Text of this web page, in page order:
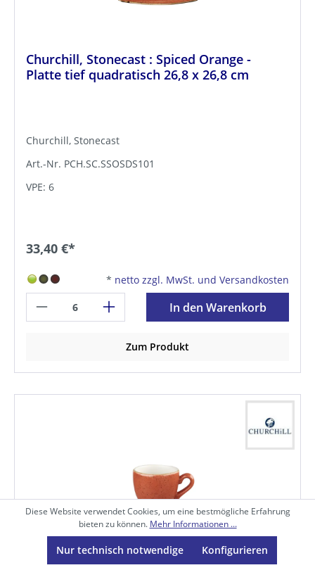
Churchill, Stonecast : Spiced Orange -
Platte tief quadratisch 26,8 x 26,8 cm
Churchill, Stonecast
Art.-Nr. PCH.SC.SSOSDS101
VPE: 6
33,40 €*
* netto zzgl. MwSt. und Versandkosten
In den Warenkorb
Zum Produkt
Diese Website verwendet Cookies, um eine bestmögliche Erfahrung
bieten zu können. Mehr Informationen ...
Nur technisch notwendige Konfigurieren